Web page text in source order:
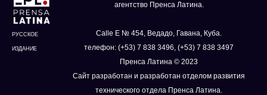
РУССКОЕ
ИЗДАНИЕ
агентство Пренса Латина.
Calle E № 454, Ведадо, Гавана, Куба.
телефон: (+53) 7 838 3496, (+53) 7 838 3497
Пренса Латина © 2023
Сайт разработан и разработан отделом развития
технического отдела Пренса Латина.